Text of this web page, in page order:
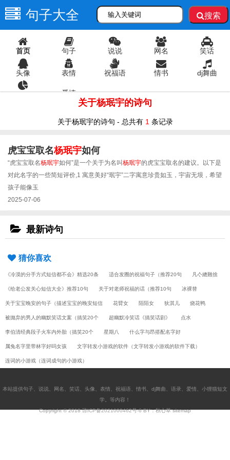
句子大全 搜索
首页 句子 说说 网名 笑话
头像 表情 祝福语 情书 dj舞曲
爱情
关于杨珉宇的诗句
关于杨珉宇的诗句 - 总共有 1 条记录
虎宝宝取名杨珉宇如何
“虎宝宝取名杨珉宇如何”是一个关于为名叫杨珉宇的虎宝宝取名的建议。以下是
对此名字的一些简短评价,1 寓意美好“珉宇”二字寓意珍贵如玉，宇宙无垠，希望
孩子能像玉
2025-07-06
最新诗句
猜你喜欢
《冷漠的分手方式短信都不会》精选20条 适合发圈的祝福句子（推荐20句 凡亽總難捨
《给老公发关心短信大全》推荐10句 关于对老师祝福的话（推荐10句 冰裸替
关于宝宝晚安的句子（描述宝宝的晚安短信 花臂女 陌陌女 狄淇儿 烧花鸭
被抛弃的男人的幽默笑话文案（搞笑20个 超幽默冷笑话《搞笑话剧》 点水
李伯清经典段子火车内外胎（搞笑20个 星期八 什么字与昂搭配名字好
属兔名字里带林字好吗女孩 文字转发小游戏的软件（文字转发小游戏的软件下载）
连词的小游戏（连词成句的小游戏）
本站提供句子 说说 网名 笑话 头像 表情 祝福语 情书 dj舞曲 语录 爱情
小狸猫短文
学 。等内容！
Copyright © 2018琼ICP备2021000462号-6BY：秋心草sitemap